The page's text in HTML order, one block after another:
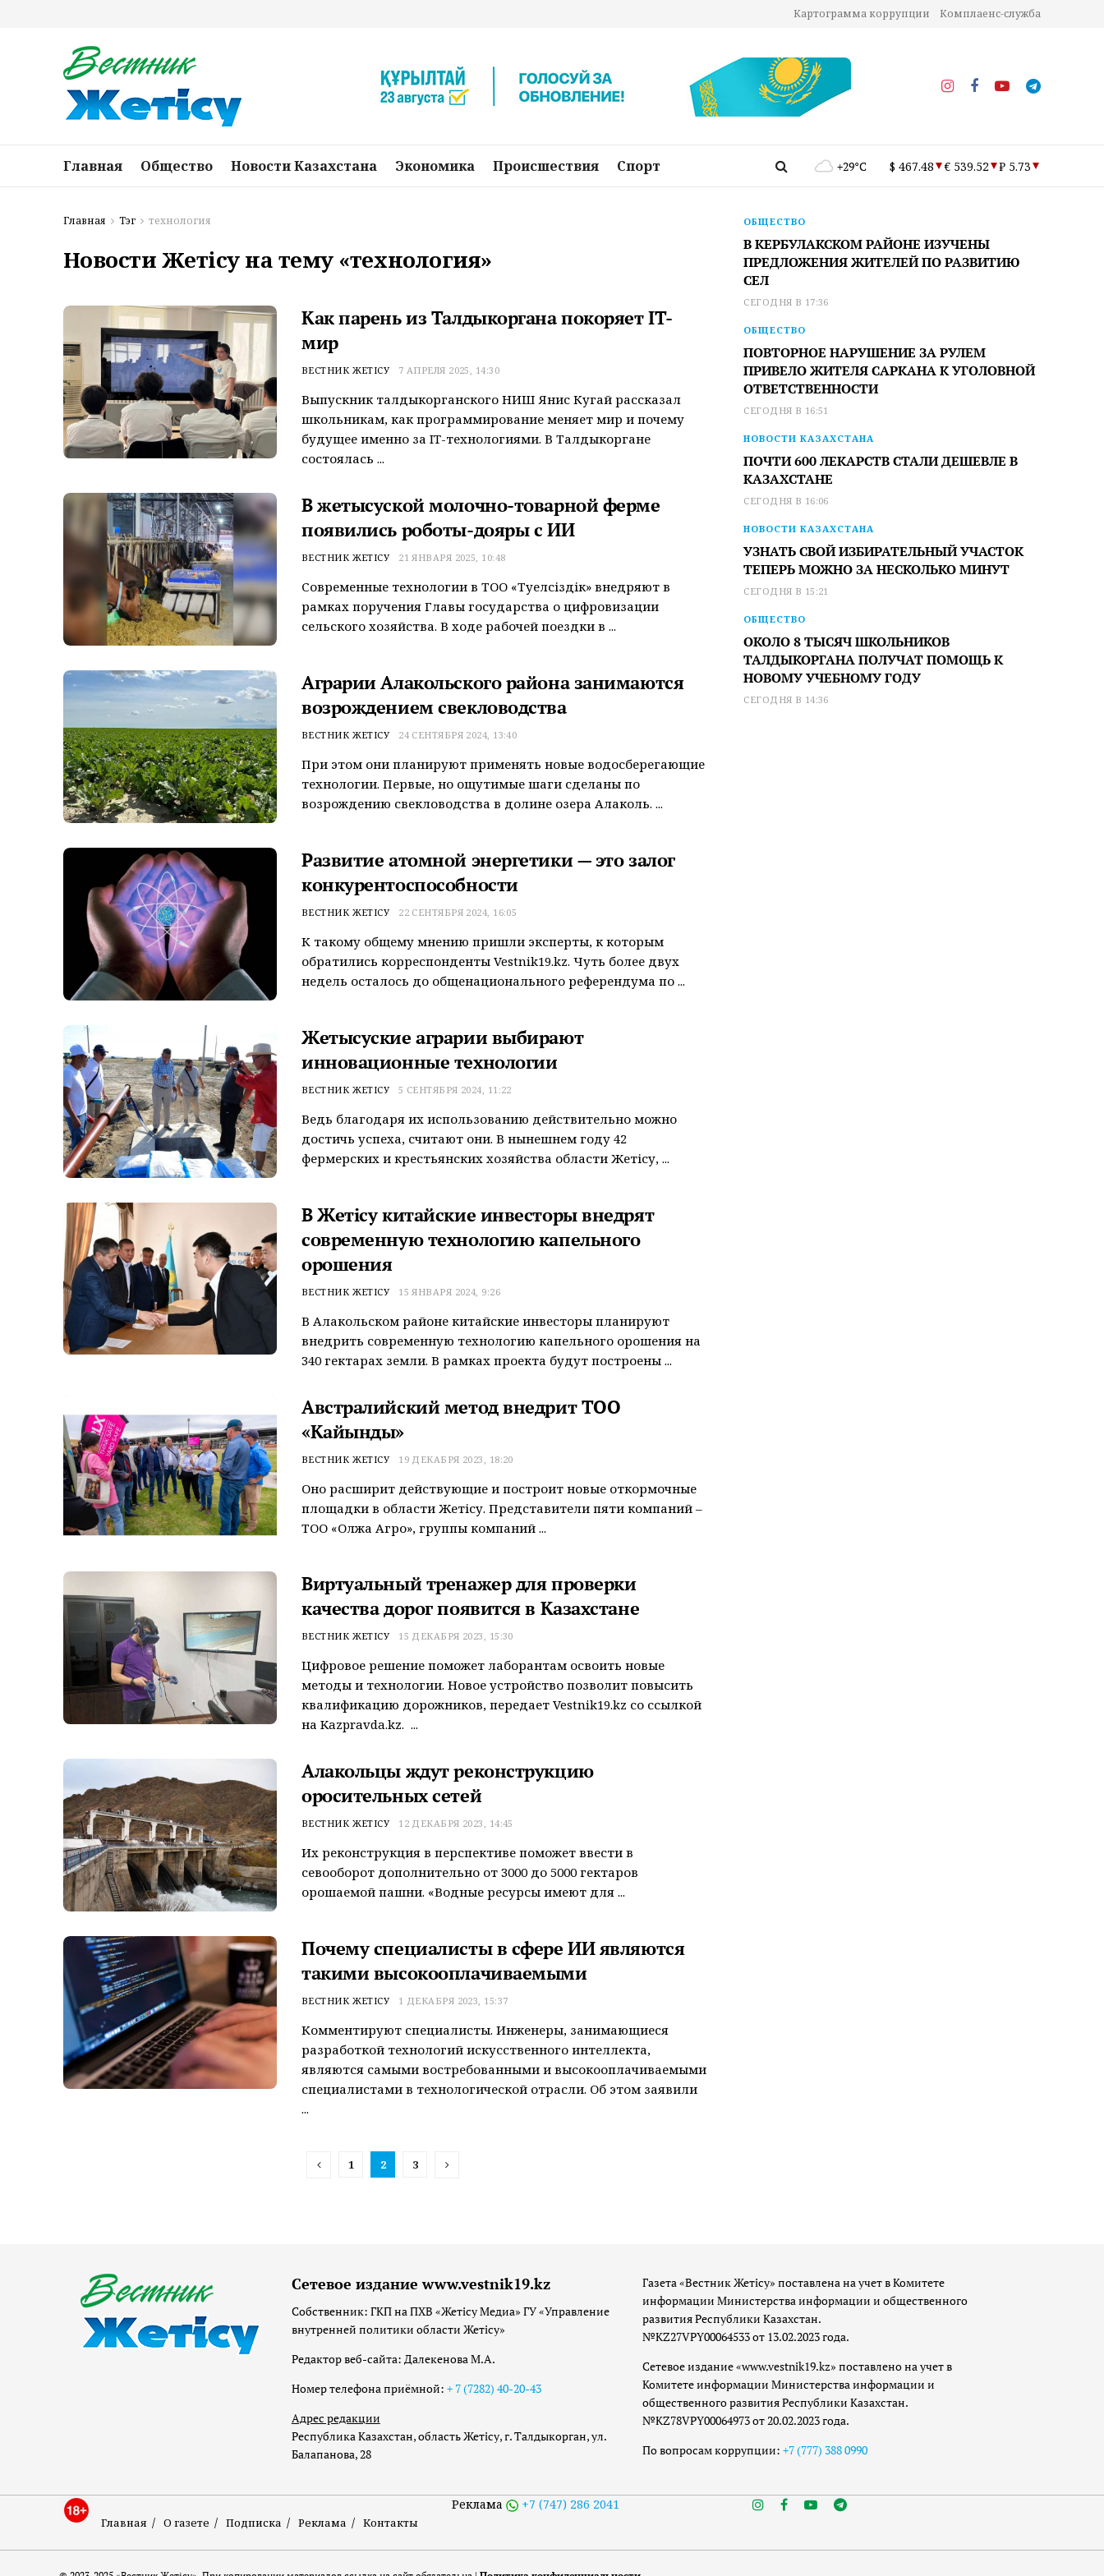
Картограмма коррупции Комплаенс-служба
Главная Общество Новости Казахстана Экономика Происшествия Спорт +29°C $ 467.48 € 539.52 ₽ 5.73
Главная Тэг технология
Новости Жетісу на тему «технология»
Как парень из Талдыкоргана покоряет IT-
мир
ВЕСТНИК ЖЕТІСУ 7 АПРЕЛЯ 2025, 14:30
Выпускник талдыкорганского НИШ Янис Кугай рассказал
школьникам, как программирование меняет мир и почему
будущее именно за IT-технологиями. В Талдыкоргане
состоялась ...
В жетысуской молочно-товарной ферме
появились роботы-дояры с ИИ
ВЕСТНИК ЖЕТІСУ 21 ЯНВАРЯ 2025, 10:48
Современные технологии в ТОО «Тәуелсіздік» внедряют в
рамках поручения Главы государства о цифровизации
сельского хозяйства. В ходе рабочей поездки в ...
Аграрии Алакольского района занимаются
возрождением свекловодства
ВЕСТНИК ЖЕТІСУ 24 СЕНТЯБРЯ 2024, 13:40
При этом они планируют применять новые водосберегающие
технологии. Первые, но ощутимые шаги сделаны по
возрождению свекловодства в долине озера Алаколь. ...
Развитие атомной энергетики — это залог
конкурентоспособности
ВЕСТНИК ЖЕТІСУ 22 СЕНТЯБРЯ 2024, 16:05
К такому общему мнению пришли эксперты, к которым
обратились корреспонденты Vestnik19.kz. Чуть более двух
недель осталось до общенационального референдума по ...
Жетысуские аграрии выбирают
инновационные технологии
ВЕСТНИК ЖЕТІСУ 5 СЕНТЯБРЯ 2024, 11:22
Ведь благодаря их использованию действительно можно
достичь успеха, считают они. В нынешнем году 42
фермерских и крестьянских хозяйства области Жетісу, ...
В Жетiсу китайские инвесторы внедрят
современную технологию капельного
орошения
ВЕСТНИК ЖЕТІСУ 15 ЯНВАРЯ 2024, 9:26
В Алакольском районе китайские инвесторы планируют
внедрить современную технологию капельного орошения на
340 гектарах земли. В рамках проекта будут построены ...
Австралийский метод внедрит ТОО
«Кайынды»
ВЕСТНИК ЖЕТІСУ 19 ДЕКАБРЯ 2023, 18:20
Оно расширит действующие и построит новые откормочные
площадки в области Жетісу. Представители пяти компаний –
ТОО «Олжа Агро», группы компаний ...
Виртуальный тренажер для проверки
качества дорог появится в Казахстане
ВЕСТНИК ЖЕТІСУ 15 ДЕКАБРЯ 2023, 15:30
Цифровое решение поможет лаборантам освоить новые
методы и технологии. Новое устройство позволит повысить
квалификацию дорожников, передает Vestnik19.kz со ссылкой
на Kazpravda.kz. ...
Алакольцы ждут реконструкцию
оросительных сетей
ВЕСТНИК ЖЕТІСУ 12 ДЕКАБРЯ 2023, 14:45
Их реконструкция в перспективе поможет ввести в
севооборот дополнительно от 3000 до 5000 гектаров
орошаемой пашни. «Водные ресурсы имеют для ...
Почему специалисты в сфере ИИ являются
такими высокооплачиваемыми
ВЕСТНИК ЖЕТІСУ 1 ДЕКАБРЯ 2023, 15:37
Комментируют специалисты. Инженеры, занимающиеся
разработкой технологий искусственного интеллекта,
являются самыми востребованными и высокооплачиваемыми
специалистами в технологической отрасли. Об этом заявили
...
1 2 3
ОБЩЕСТВО
В КЕРБУЛАКСКОМ РАЙОНЕ ИЗУЧЕНЫ
ПРЕДЛОЖЕНИЯ ЖИТЕЛЕЙ ПО РАЗВИТИЮ
СЕЛ
СЕГОДНЯ В 17:36
ОБЩЕСТВО
ПОВТОРНОЕ НАРУШЕНИЕ ЗА РУЛЕМ
ПРИВЕЛО ЖИТЕЛЯ САРКАНА К УГОЛОВНОЙ
ОТВЕТСТВЕННОСТИ
СЕГОДНЯ В 16:51
НОВОСТИ КАЗАХСТАНА
ПОЧТИ 600 ЛЕКАРСТВ СТАЛИ ДЕШЕВЛЕ В
КАЗАХСТАНЕ
СЕГОДНЯ В 16:06
НОВОСТИ КАЗАХСТАНА
УЗНАТЬ СВОЙ ИЗБИРАТЕЛЬНЫЙ УЧАСТОК
ТЕПЕРЬ МОЖНО ЗА НЕСКОЛЬКО МИНУТ
СЕГОДНЯ В 15:21
ОБЩЕСТВО
ОКОЛО 8 ТЫСЯЧ ШКОЛЬНИКОВ
ТАЛДЫКОРГАНА ПОЛУЧАТ ПОМОЩЬ К
НОВОМУ УЧЕБНОМУ ГОДУ
СЕГОДНЯ В 14:36
Сетевое издание www.vestnik19.kz
Собственник: ГКП на ПХВ «Жетісу Медиа» ГУ «Управление
внутренней политики области Жетісу»
Редактор веб-сайта: Далекенова М.А.
Номер телефона приёмной: + 7 (7282) 40-20-43
Адрес редакции
Республика Казахстан, область Жетісу, г. Талдыкорган, ул.
Балапанова, 28
Газета «Вестник Жетісу» поставлена на учет в Комитете
информации Министерства информации и общественного
развития Республики Казахстан.
№KZ27VPY00064533 от 13.02.2023 года.
Сетевое издание «www.vestnik19.kz» поставлено на учет в
Комитете информации Министерства информации и
общественного развития Республики Казахстан.
№KZ78VPY00064973 от 20.02.2023 года.
По вопросам коррупции: +7 (777) 388 0990
Главная О газете Подписка Реклама Контакты
Реклама +7 (747) 286 2041